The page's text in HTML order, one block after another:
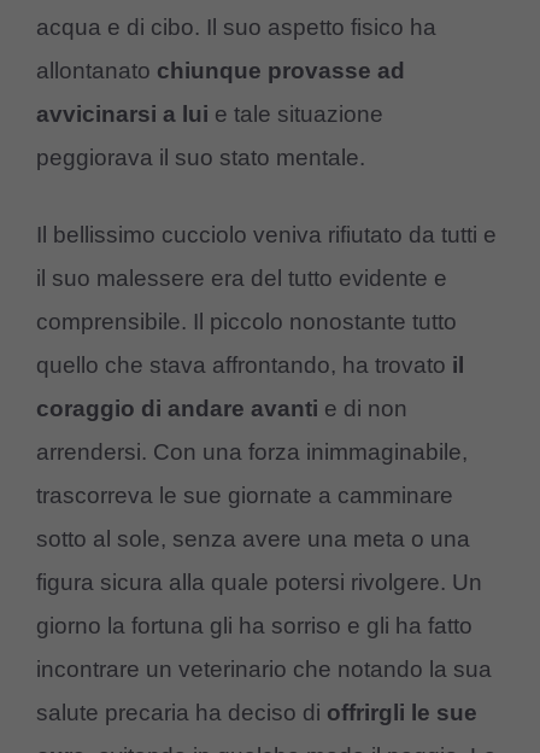
acqua e di cibo. Il suo aspetto fisico ha
allontanato chiunque provasse ad
avvicinarsi a lui e tale situazione
peggiorava il suo stato mentale.
Il bellissimo cucciolo veniva rifiutato da tutti e
il suo malessere era del tutto evidente e
comprensibile. Il piccolo nonostante tutto
quello che stava affrontando, ha trovato il
coraggio di andare avanti e di non
arrendersi. Con una forza inimmaginabile,
trascorreva le sue giornate a camminare
sotto al sole, senza avere una meta o una
figura sicura alla quale potersi rivolgere. Un
giorno la fortuna gli ha sorriso e gli ha fatto
incontrare un veterinario che notando la sua
salute precaria ha deciso di offrirgli le sue